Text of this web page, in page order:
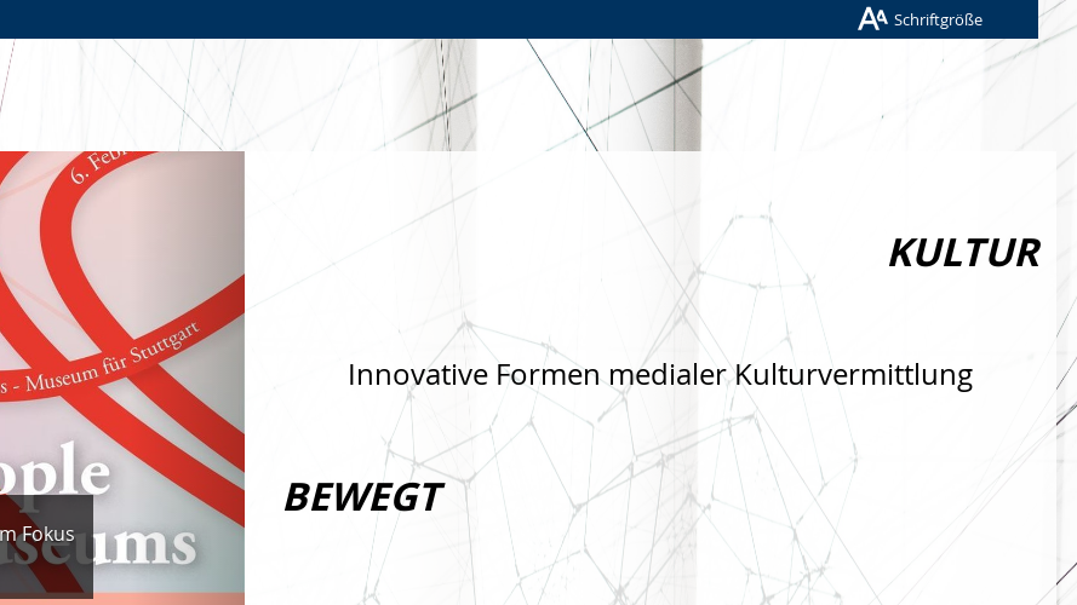
Schriftgröße
Fokus
KULTUR
Innovative Formen medialer Kulturvermittlung
BEWEGT